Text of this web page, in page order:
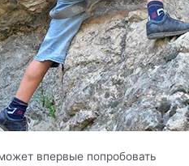
впервые попробовать